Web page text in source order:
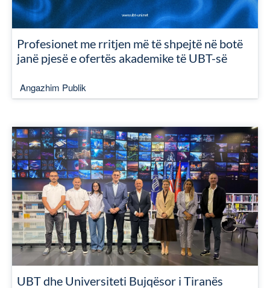
Profesionet me rritjen më të shpejtë në botë
janë pjesë e ofertës akademike të UBT-së
Angazhim Publik
UBT dhe Universiteti Bujqësor i Tiranës